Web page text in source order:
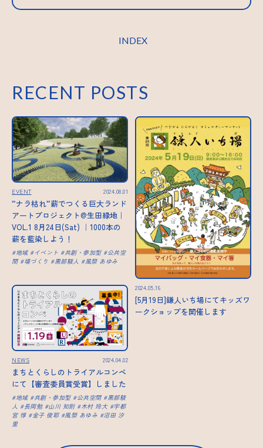
INDEX
RECENT POSTS
EVENT 2024.08.01
”ナラ枯れ”薪でつくる巨大ランド
アートプロジェクト@生田緑地｜
VOL.1 8月24日(Sat) ｜1000本の
薪を藍染しよう！
地域 イベント 共創・参加型
公共空
間
場づくり 黒部駿人 風祭 あゆみ
2024.05.16
[5月19日]鎌人いち場にてキッズワ
ークショップを開催します
NEWS 2024.04.02
まちとくらしのトライアルコンペ
にて【審査委員賞受賞】しました
地域 共創・参加型 公共空間
黒部駿
人
長岡勉 山川 知則 木村 玲大
宇都
宮 惇
金子 俊耶 風祭 あゆみ
沼田 汐
里